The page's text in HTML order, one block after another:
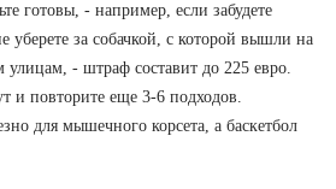
готовы, - например, если забудете
уберете за собачкой, с которой вышли на
- штраф составит до 225 евро.
и повторите еще 3-6 подходов.
для мышечного корсета, а баскетбол